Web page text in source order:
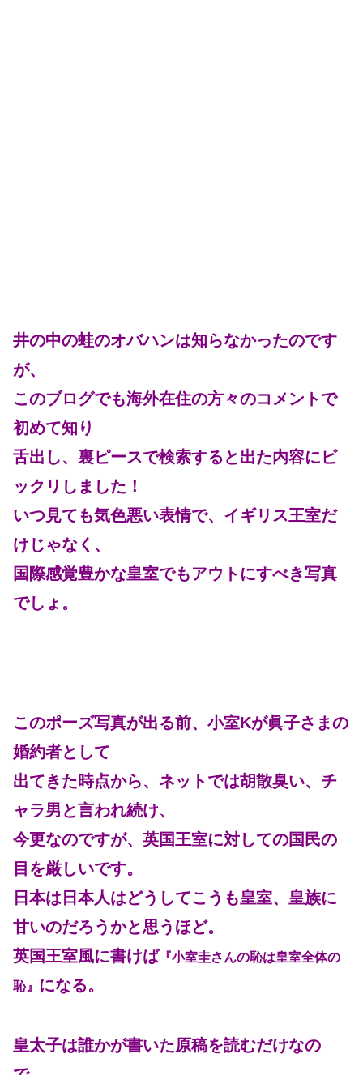
井の中の蛙のオバハンは知らなかったのです
が、
このブログでも海外在住の方々のコメントで
初めて知り
舌出し、裏ピースで検索すると出た内容にビ
ックリしました！
いつ見ても気色悪い表情で、イギリス王室だ
けじゃなく、
国際感覚豊かな皇室でもアウトにすべき写真
でしょ。
このポーズ写真が出る前、小室Kが眞子さまの
婚約者として
出てきた時点から、ネットでは胡散臭い、チ
ャラ男と言われ続け、
今更なのですが、英国王室に対しての国民の
目を厳しいです。
日本は日本人はどうしてこうも皇室、皇族に
甘いのだろうかと思うほど。
英国王室風に書けば 『小室圭さんの恥は皇室全体の
恥』 になる。
皇太子は誰かが書いた原稿を読むだけなの